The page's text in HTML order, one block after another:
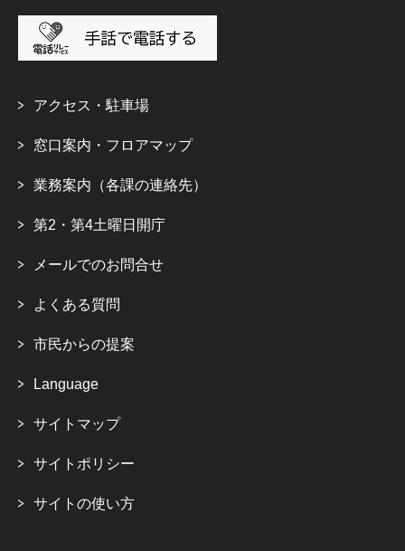
アクセス・駐車場
窓口案内・フロアマップ
業務案内（各課の連絡先）
第2・第4土曜日開庁
メールでのお問合せ
よくある質問
市民からの提案
Language
サイトマップ
サイトポリシー
サイトの使い方